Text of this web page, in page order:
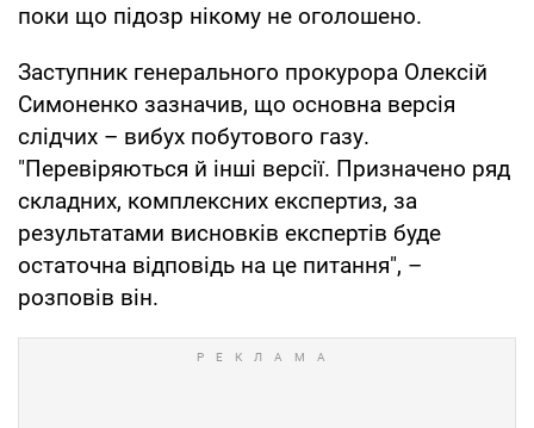
поки що підозр нікому не оголошено.
Заступник генерального прокурора Олексій
Симоненко зазначив, що основна версія
слідчих – вибух побутового газу.
"Перевіряються й інші версії. Призначено ряд
складних, комплексних експертиз, за
результатами висновків експертів буде
остаточна відповідь на це питання", –
розповів він.